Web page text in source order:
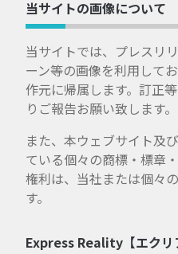
当サイトの画像について
当サイトでは、プレスリ
ーン等の画像を利用して
作元に帰属します。訂正
りご報告お願い致します。
また、本ウェブサイト及
ている個々の商標・標章
権利は、当社または個々
す。
Express Reality【エクリ